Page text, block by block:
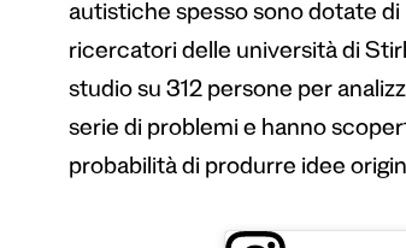
autistiche spesso sono dotate
ricercatori delle università di
studio su 312 persone per
serie di problemi e hanno
probabilità di produrre idee